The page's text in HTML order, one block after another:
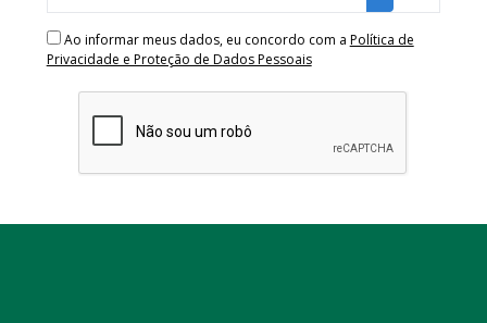
Ao informar meus dados, eu concordo com a Política de
Privacidade e Proteção de Dados Pessoais